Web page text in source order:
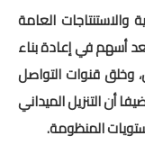
الإقليمي
والاستنتاجات العامة
أسهم في إعادة بناء
وخلق قنوات التواصل
أن التنزيل الميداني
المنظومة.